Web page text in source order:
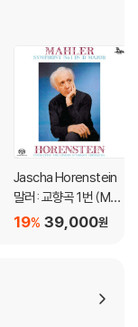
Jascha Horenstein
말러: 교향곡 1번 (Mahl
er: Symphony No.1
39,000원
19%